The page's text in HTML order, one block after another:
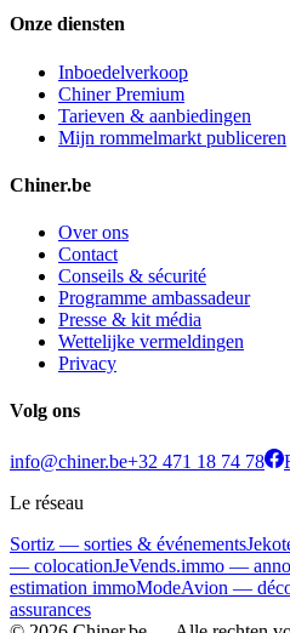
Onze diensten
Inboedelverkoop
Chiner Premium
Tarieven & aanbiedingen
Mijn rommelmarkt publiceren
Chiner.be
Over ons
Contact
Conseils & sécurité
Programme ambassadeur
Presse & kit média
Wettelijke vermeldingen
Privacy
Volg ons
info@chiner.be+32 471 18 74 78
Le réseau
Sortiz — sorties & événements
— colocationJeVends.immo —
estimation immoModeAvion —
assurances